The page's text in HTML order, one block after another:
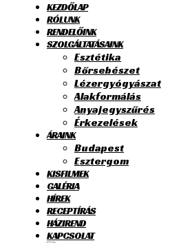
KEZDŐLAP
RÓLUNK
RENDELŐINK
SZOLGÁLTATÁSAINK
Esztétika
Bőrsebészet
Lézergyógyászat
Alakformálás
Anyajegyszűrés
Érkezelések
ÁRAINK
Budapest
Esztergom
KISFILMEK
GALÉRIA
HÍREK
RECEPTÍRÁS
HÁZIREND
KAPCSOLAT